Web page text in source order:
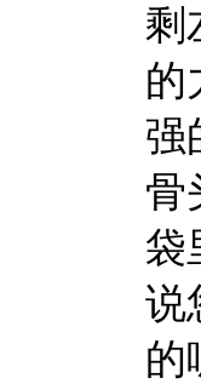
剩
的
强
骨
袋
说
的